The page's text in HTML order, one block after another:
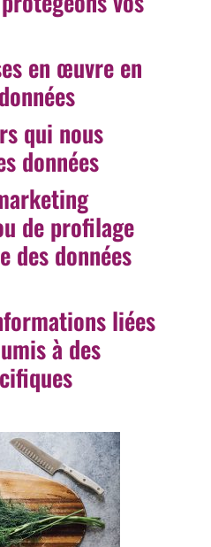
en œuvre en
qui nous
données
de profilage
des données
liées
à des